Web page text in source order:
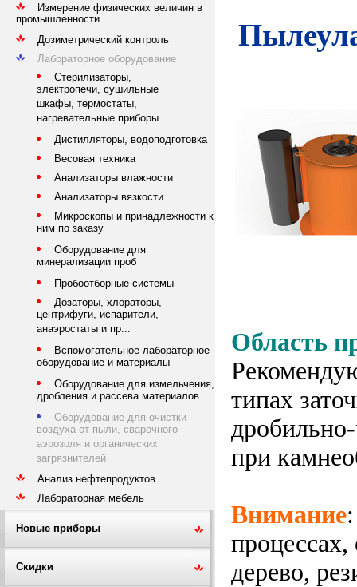
Измерение физических величин в
промышленности
Дозиметрический контроль
Лабораторное оборудование
Стерилизаторы,
электропечи, сушильные
шкафы, термостаты,
нагревательные приборы
Дистилляторы, водоподготовка
Весовая техника
Анализаторы влажности
Анализаторы вязкости
Микроскопы и принадлежности к
ним по заказу
Оборудование для
минерализации проб
Пробоотборные системы
Дозаторы, хлораторы,
центрифуги, испарители,
анаэростаты и пр...
Вспомогательное лабораторное
оборудование и материалы
Оборудование для измельчения,
дробления и рассева материалов
Оборудование для очистки
воздуха от пыли, сварочного
аэрозоля и органических
загрязнителей
Анализ нефтепродуктов
Лабораторная мебель
Новые приборы
Скидки
Область
типах
при
Внимание
дерево,